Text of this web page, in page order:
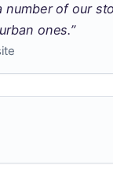
number of our
ones.”